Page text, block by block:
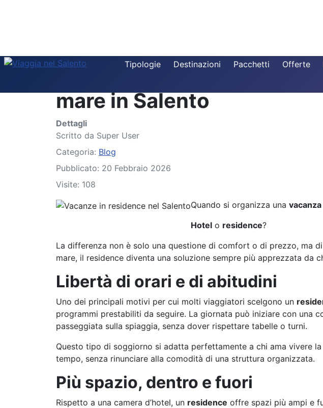
Tipologie Destinazioni Pacchetti Offerte
Residence o hotel?
mare in Salento
Dettagli
Scritto da Super User
Categoria: Blog
Pubblicato: 20 Febbraio 2026
Visite: 108
Quando si organizza una
Hotel o residence?
La differenza non è solo una questione di comfort o di prezzo, ma
mare, il residence diventa una soluzione sempre più apprezzata
Libertà di orari e di abitudini
Uno dei principali motivi per cui molti viaggiatori scelgono un
programmi prestabiliti da seguire. La giornata può iniziare con una
passeggiata sulla spiaggia, senza dover rispettare tabelle o turni.
Questo tipo di soggiorno si adatta perfettamente a chi ama vivere la
tempo, senza rinunciare alla comodità di una struttura organizzata.
Più spazio, dentro e fuori
Rispetto a una camera d’hotel, un residence offre spazi più ampi e